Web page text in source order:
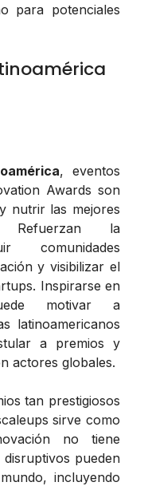
para potenciales
, eventos
Awards son
nutrir las mejores
Refuerzan la
comunidades
y visibilizar el
Inspirarse en
motivar a
latinoamericanos
a premios y
actores globales.
tan prestigiosos
sirve como
no tiene
pueden
incluyendo